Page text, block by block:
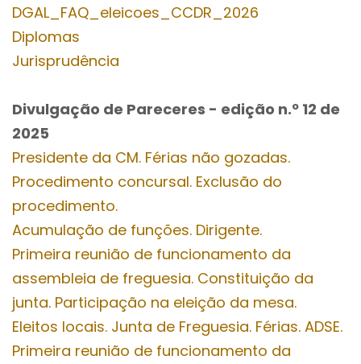
DGAL_FAQ_eleicoes_CCDR_2026
Diplomas
Jurisprudência
Divulgação de Pareceres - edição n.º 12 de
2025
Presidente da CM. Férias não gozadas.
Procedimento concursal. Exclusão do
procedimento.
Acumulação de funções. Dirigente.
Primeira reunião de funcionamento da
assembleia de freguesia. Constituição da
junta. Participação na eleição da mesa.
Eleitos locais. Junta de Freguesia. Férias. ADSE.
Primeira reunião de funcionamento da